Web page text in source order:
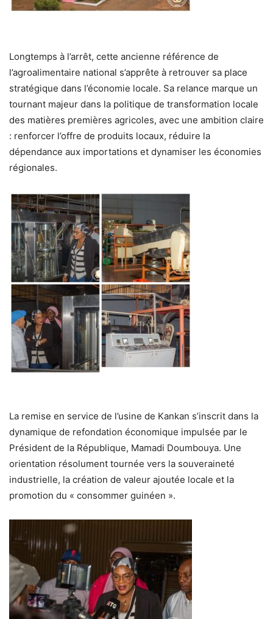
Longtemps à l’arrêt, cette ancienne référence de
l’agroalimentaire national s’apprête à retrouver sa place
stratégique dans l’économie locale. Sa relance marque un
tournant majeur dans la politique de transformation locale
des matières premières agricoles, avec une ambition claire
: renforcer l’offre de produits locaux, réduire la
dépendance aux importations et dynamiser les économies
régionales.
La remise en service de l’usine de Kankan s’inscrit dans la
dynamique de refondation économique impulsée par le
Président de la République, Mamadi Doumbouya. Une
orientation résolument tournée vers la souveraineté
industrielle, la création de valeur ajoutée locale et la
promotion du « consommer guinéen ».